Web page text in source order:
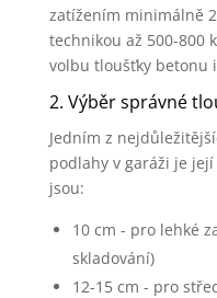
zatížením minimálně
technikou až 500-800
volbu tloušťky betonu
2. Výběr správné
Jedním z
podlahy v garáži je
jsou:
10 cm - pro lehké
skladování)
12-15 cm - pro